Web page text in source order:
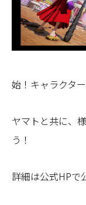
始！キャラクタ
ヤマトと共に、
う！
詳細は公式HPで